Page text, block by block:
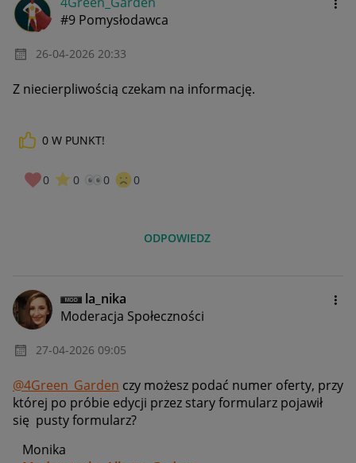
#9 Pomysłodawca
‎26-04-2026 20:33
Z niecierpliwością czekam na informację.
0 W PUNKT!
0 0 0 0
ODPOWIEDZ
la_nika
Moderacja Społeczności
‎27-04-2026 09:05
@4Green_Garden czy możesz podać numer oferty, przy
której po próbie edycji przez stary formularz pojawił
się pusty formularz?
Monika